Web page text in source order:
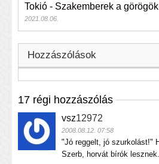
Tokió - Szakemberek a
2021.08.06.
Hozzászólások
17 régi hozzászólás
vsz12972
2008.08.12. 07:58
"Jó reggelt, jó szurkolást!"
Szerb, horvát bírók